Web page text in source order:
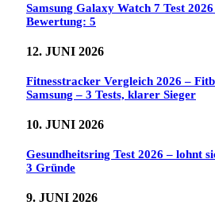
Samsung Galaxy Watch 7 Test
Bewertung: 5
12. JUNI 2026
Fitnesstracker Vergleich 2026 –
Samsung – 3 Tests, klarer Sieger
10. JUNI 2026
Gesundheitsring Test 2026 – lohnt
3 Gründe
9. JUNI 2026